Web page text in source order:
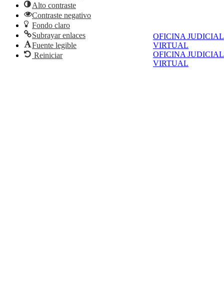
OFICINA JUDICIAL
VIRTUAL
OFICINA JUDICIAL
VIRTUAL
Alto contraste
Contraste negativo
Fondo claro
Subrayar enlaces
Fuente legible
Reiniciar